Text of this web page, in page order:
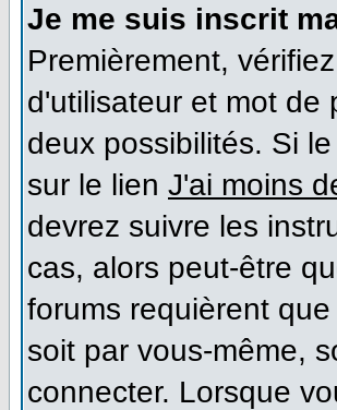
Je me suis inscrit
Premièrement,
d'utilisateur et mot de
deux possibilités. Si
sur le lien J'ai moins
devrez suivre les
cas, alors peut-être
forums requièrent
soit par vous-même,
connecter. Lorsque